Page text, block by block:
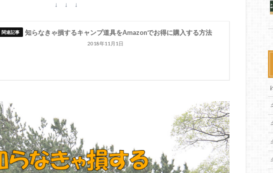
↓ ↓ ↓
知らなきゃ損するキャンプ道具をAmazonでお得に購入する方法
2018年11月1日